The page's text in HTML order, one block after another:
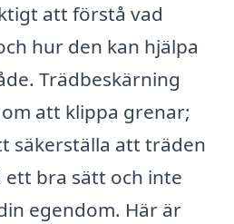
att förstå vad
hur den kan hjälpa
Trädbeskärning
att klippa grenar;
säkerställa att träden
ett bra sätt och inte
egendom. Här är